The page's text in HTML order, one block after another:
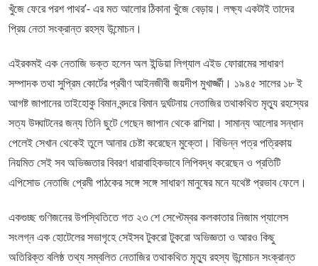
খুঁজে ফেরে পরশ পাথর’- এর মত আলোর ঠিকানা খুঁজে বেড়ায়। লক্ষ্য একটাই তাদের
প্রিয় নেতা সংক্রান্ত রহস্য উন্মোচন।
এইরকমই এক নেতাজি ভক্ত হলেন অল ইন্ডিয়া লিগ্যাল এইড ফোরামের সাধারণ
সম্পাদক তথা সুপ্রিম কোর্টের প্রবীণ আইনজীবী জয়দীপ মুখার্জ্জী। ১৯৪৫ সালের ১৮ ই
আগষ্ট জাপানের তাইহোকু বিমান বন্দরে বিমান দুর্ঘটনায় নেতাজির তথাকথিত মৃত্যু রহস্যের
সত্য উদ্ঘাটনের জন্য তিনি ছুটে গেছেন জাপান থেকে রাশিয়া। সামান্য আলোর সন্ধান
পেলেই সেখান থেকেই তুলে আনার চেষ্টা করেছেন মুক্তো। বিভিন্ন পত্র পত্রিকায়
নিয়মিত সেই সব অভিজ্ঞতার বিবরণ ধারাবাহিকভাবে লিপিবদ্ধ করেছেন ও প্রতিটি
এপিসোড নেতাজি প্রেমী পাঠকের সঙ্গে সঙ্গে সাধারণ মানুষের মনে যথেষ্ট প্রভাব ফেলে।
একগুচ্ছ গুণিজনের উপস্থিতিতে গত ২৩ শে সেপ্টেম্বর কলকাতার নিজাম প্যালেস
সংলগ্ন এক হোটেলের সভাগৃহে সেইসব টুকরো টুকরো অভিজ্ঞতা ও আরও কিছু
অতিরিক্ত বলিষ্ঠ তথ্য সম্বলিত নেতাজির তথাকথিত মৃত্যু রহস্য উন্মোচন সংক্রান্ত